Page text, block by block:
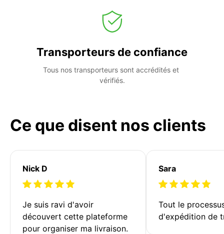
Transporteurs de confiance
Tous nos transporteurs sont accrédités et
vérifiés.
Ce que disent nos clients
Nick D
Je suis ravi d'avoir
découvert cette plateforme
pour organiser ma livraison.
Sara
Tout le
d'expédition de